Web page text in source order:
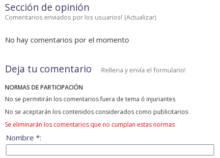
Sección de opinión
Comentarios enviados por los usuarios! (Actualizar)
No hay comentarios por el momento
Deja tu comentario Rellena y envía el formulario!
NORMAS DE PARTICIPACIÓN
No se permitirán los comentarios fuera de tema ó injuriantes
No se aceptarán los contenidos considerados como publicitarios
Se eliminarán los comentarios que no cumplan estas normas
Nombre *: